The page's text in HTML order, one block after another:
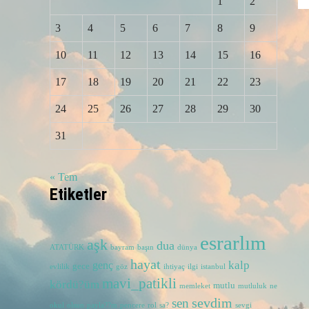
3 4 5 6 7 8 9
10 11 12 13 14 15 16
17 18 19 20 21 22 23
24 25 26 27 28 29 30
31
« Tem
Etiketler
ATATÜRK aşk bayram başın dua dünya esrarlım
evlilik gece genç göz hayat ihtiyaç ilgi istanbul kalp
kördü?üm mavi_patikli memleket mutlu mutluluk ne
okul olsun payla??m pencere rol sa? sen sevdim sevgi